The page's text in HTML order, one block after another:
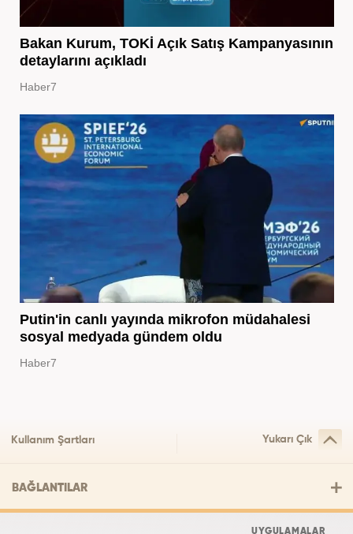
Bakan Kurum, TOKİ Açık Satış Kampanyasının
detaylarını açıkladı
Haber7
Putin'in canlı yayında mikrofon müdahalesi
sosyal medyada gündem oldu
Haber7
Kullanım Şartları Yukarı Çık
BAĞLANTILAR
UYGULAMALAR